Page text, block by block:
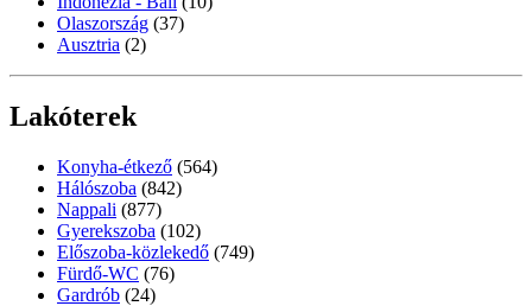
Olaszország (37)
Ausztria (2)
Lakóterek
Konyha-étkező (564)
Hálószoba (842)
Nappali (877)
Gyerekszoba (102)
Előszoba-közlekedő (749)
Fürdő-WC (76)
Gardrób (24)